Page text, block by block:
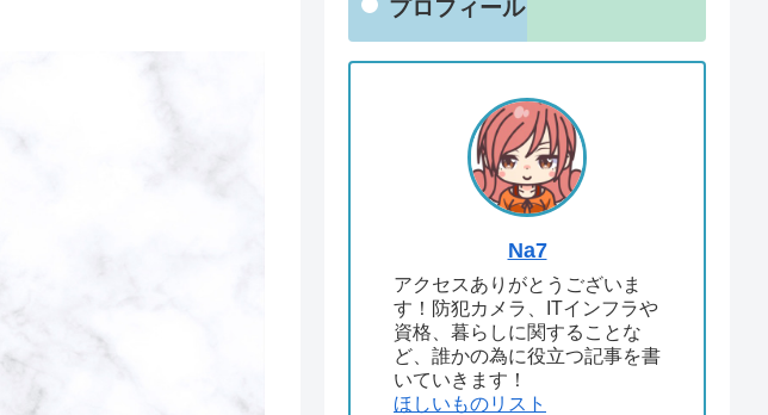
プロフィール
Na7
アクセスありがとうございま
す！防犯カメラ、ITインフラや
資格、暮らしに関することな
ど、誰かの為に役立つ記事を書
いていきます！
ほしいものリスト